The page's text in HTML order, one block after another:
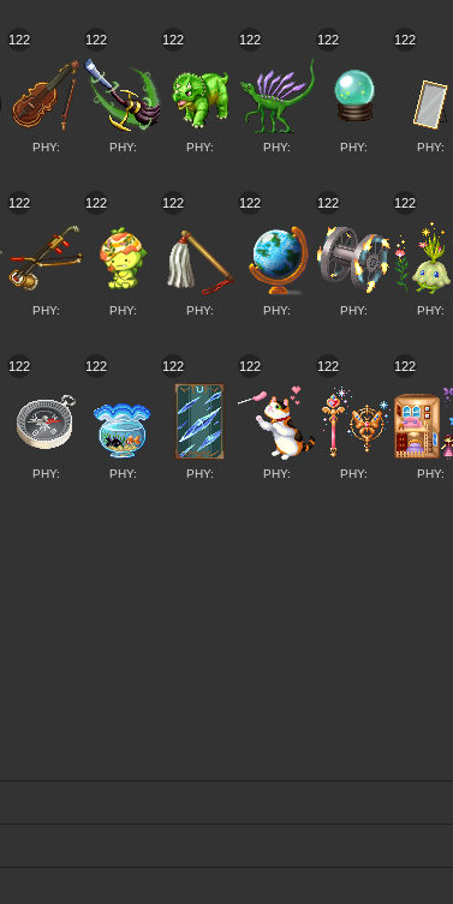
122
PHY:
122
PHY:
122
PHY:
122
PHY:
122
PHY:
122
PHY:
122
PHY:
122
PHY:
122
PHY:
122
PHY:
122
PHY:
122
PHY:
122
PHY:
122
PHY:
122
PHY:
122
PHY:
122
PHY:
122
PHY: